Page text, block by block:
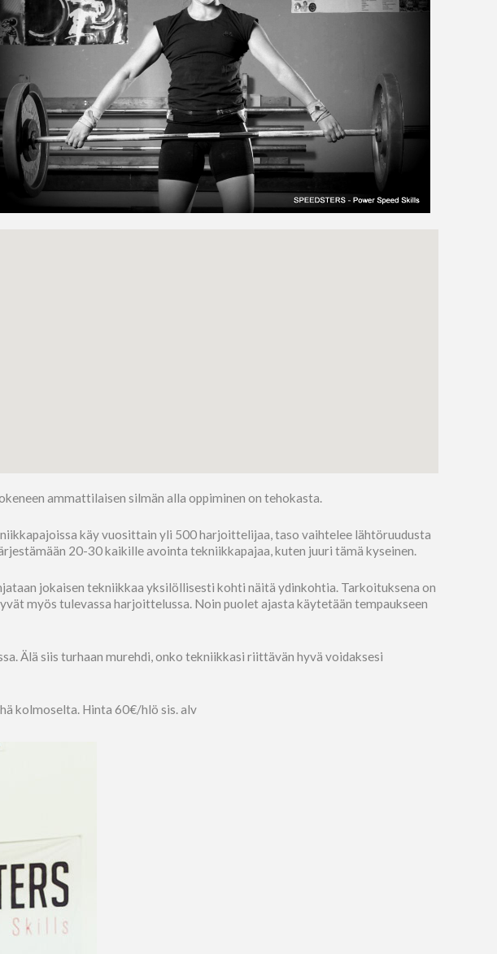
ammattilaisen silmän alla oppiminen on tehokasta.
käy vuosittain yli 500 harjoittelijaa, taso vaihtelee lähtöruudusta
20-30 kaikille avointa tekniikkapajaa, kuten juuri tämä kyseinen.
jokaisen tekniikkaa yksilöllisesti kohti näitä ydinkohtia. Tarkoituksena on
myös tulevassa harjoittelussa. Noin puolet ajasta käytetään tempaukseen
Älä siis turhaan murehdi, onko tekniikkasi riittävän hyvä voidaksesi
kolmoselta. Hinta 60€/hlö sis. alv